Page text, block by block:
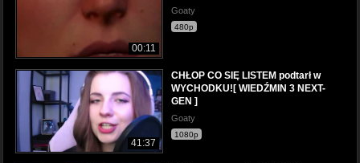
00:11
Goaty
480p
41:37
CHŁOP CO SIĘ LISTEM podtarł w
WYCHODKU![ WIEDŹMIN 3 NEXT-
GEN ]
Goaty
1080p